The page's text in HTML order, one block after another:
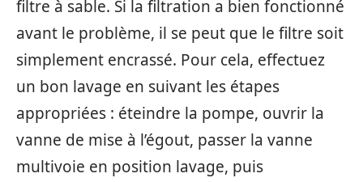
filtre à sable. Si la filtration a bien fonctionné
avant le problème, il se peut que le filtre soit
simplement encrassé. Pour cela, effectuez
un bon lavage en suivant les étapes
appropriées : éteindre la pompe, ouvrir la
vanne de mise à l’égout, passer la vanne
multivoie en position lavage, puis